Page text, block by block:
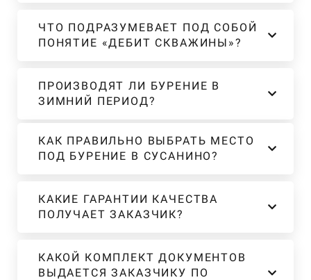
ЧТО ПОДРАЗУМЕВАЕТ ПОД СОБОЙ
ПОНЯТИЕ «ДЕБИТ СКВАЖИНЫ»?
ПРОИЗВОДЯТ ЛИ БУРЕНИЕ В
ЗИМНИЙ ПЕРИОД?
КАК ПРАВИЛЬНО ВЫБРАТЬ МЕСТО
ПОД БУРЕНИЕ В СУСАНИНО?
КАКИЕ ГАРАНТИИ КАЧЕСТВА
ПОЛУЧАЕТ ЗАКАЗЧИК?
КАКОЙ КОМПЛЕКТ ДОКУМЕНТОВ
ВЫДАЕТСЯ ЗАКАЗЧИКУ ПО